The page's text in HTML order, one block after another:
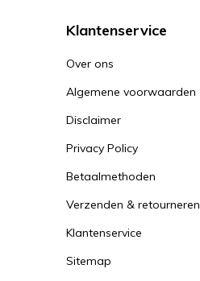
Klantenservice
Over ons
Algemene voorwaarden
Disclaimer
Privacy Policy
Betaalmethoden
Verzenden & retourneren
Klantenservice
Sitemap